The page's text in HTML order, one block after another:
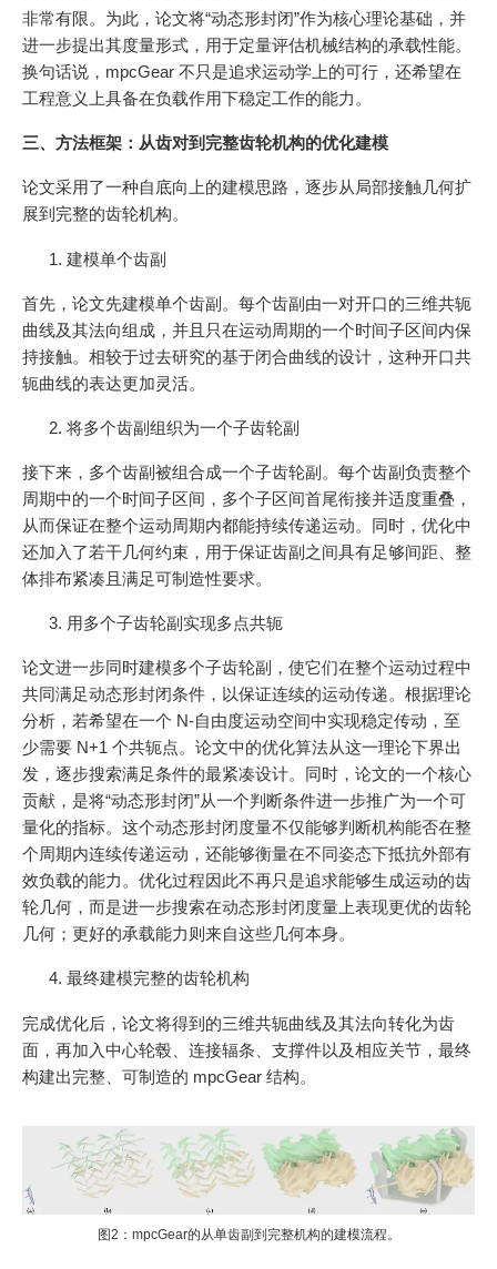
非常有限。为此，论文将“动态形封闭”作为核心理论基础，并
进一步提出其度量形式，用于定量评估机械结构的承载性能。
换句话说，mpcGear 不只是追求运动学上的可行，还希望在
工程意义上具备在负载作用下稳定工作的能力。
三、方法框架：从齿对到完整齿轮机构的优化建模
论文采用了一种自底向上的建模思路，逐步从局部接触几何扩
展到完整的齿轮机构。
建模单个齿副
首先，论文先建模单个齿副。每个齿副由一对开口的三维共轭
曲线及其法向组成，并且只在运动周期的一个时间子区间内保
持接触。相较于过去研究的基于闭合曲线的设计，这种开口共
轭曲线的表达更加灵活。
将多个齿副组织为一个子齿轮副
接下来，多个齿副被组合成一个子齿轮副。每个齿副负责整个
周期中的一个时间子区间，多个子区间首尾衔接并适度重叠，
从而保证在整个运动周期内都能持续传递运动。同时，优化中
还加入了若干几何约束，用于保证齿副之间具有足够间距、整
体排布紧凑且满足可制造性要求。
用多个子齿轮副实现多点共轭
论文进一步同时建模多个子齿轮副，使它们在整个运动过程中
共同满足动态形封闭条件，以保证连续的运动传递。根据理论
分析，若希望在一个 N-自由度运动空间中实现稳定传动，至
少需要 N+1 个共轭点。论文中的优化算法从这一理论下界出
发，逐步搜索满足条件的最紧凑设计。同时，论文的一个核心
贡献，是将“动态形封闭”从一个判断条件进一步推广为一个可
量化的指标。这个动态形封闭度量不仅能够判断机构能否在整
个周期内连续传递运动，还能够衡量在不同姿态下抵抗外部有
效负载的能力。优化过程因此不再只是追求能够生成运动的齿
轮几何，而是进一步搜索在动态形封闭度量上表现更优的齿轮
几何；更好的承载能力则来自这些几何本身。
最终建模完整的齿轮机构
完成优化后，论文将得到的三维共轭曲线及其法向转化为齿
面，再加入中心轮毂、连接辐条、支撑件以及相应关节，最终
构建出完整、可制造的 mpcGear 结构。
图2：mpcGear的从单齿副到完整机构的建模流程。